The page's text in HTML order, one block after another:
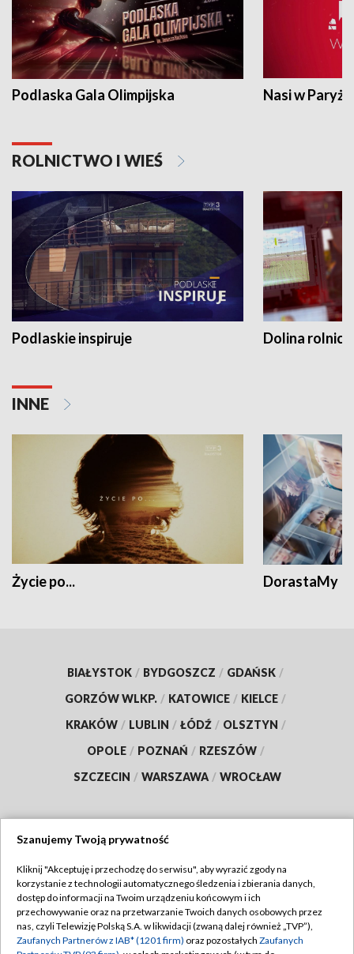
Podlaska Gala Olimpijska Nasi w Paryżu
ROLNICTWO I WIEŚ
Podlaskie inspiruje Dolina
INNE
Życie po... DorastaMy
BIAŁYSTOK / BYDGOSZCZ / GDAŃSK /
GORZÓW WLKP. / KATOWICE / KIELCE /
KRAKÓW / LUBLIN / ŁÓDŹ / OLSZTYN /
OPOLE / POZNAŃ / RZESZÓW /
SZCZECIN / WARSZAWA / WROCŁAW
TVP
Abonament TVP
Emisja w TVP
Regulamin TVP
Polityka prywatności
Szanujemy Twoją prywatność
Kliknij "Akceptuję i przechodzę do serwisu", aby wyrazić zgody na
korzystanie z technologii automatycznego śledzenia i zbierania danych,
dostęp do informacji na Twoim urządzeniu końcowym i ich
przechowywanie oraz na przetwarzanie Twoich danych osobowych przez
nas, czyli Telewizję Polską S.A. w likwidacji (zwaną dalej również „TVP”),
Zaufanych Partnerów z IAB* (1201 firm) oraz pozostałych Zaufanych